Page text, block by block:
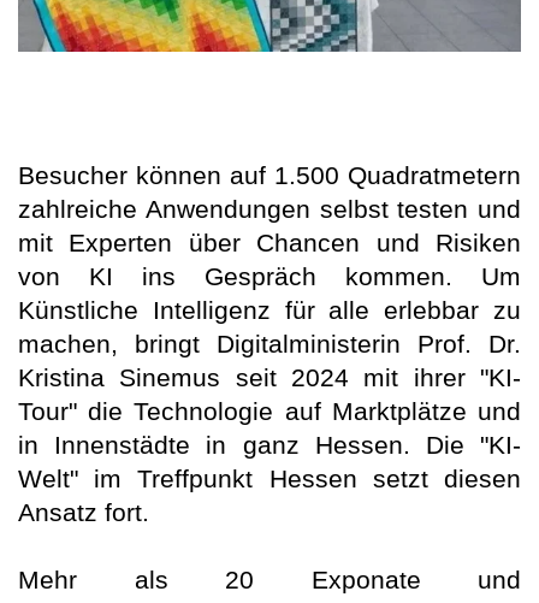
Besucher können auf 1.500 Quadratmetern
zahlreiche Anwendungen selbst testen und
mit Experten über Chancen und Risiken
von KI ins Gespräch kommen. Um
Künstliche Intelligenz für alle erlebbar zu
machen, bringt Digitalministerin Prof. Dr.
Kristina Sinemus seit 2024 mit ihrer "KI-
Tour" die Technologie auf Marktplätze und
in Innenstädte in ganz Hessen. Die "KI-
Welt" im Treffpunkt Hessen setzt diesen
Ansatz fort.
Mehr als 20 Exponate und